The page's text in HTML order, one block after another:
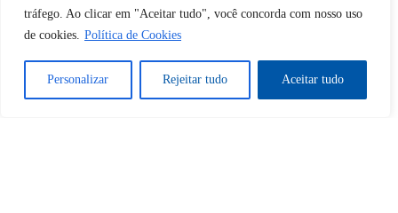
tráfego. Ao clicar em "Aceitar tudo", você concorda com nosso uso
de cookies. Política de Cookies
Personalizar Rejeitar tudo Aceitar tudo
Tem certeza de que deseja
desbloquear esta publicação?